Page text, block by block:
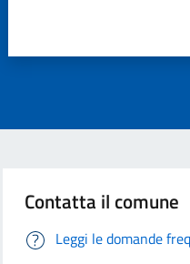
Contatta il comune
Leggi le domande